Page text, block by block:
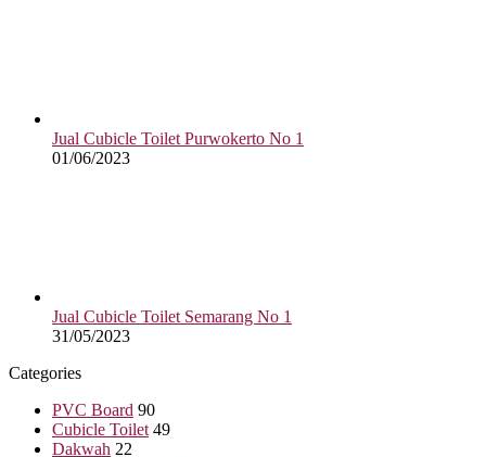
Jual Cubicle Toilet Purwokerto No 1
01/06/2023
Jual Cubicle Toilet Semarang No 1
31/05/2023
Categories
PVC Board 90
Cubicle Toilet 49
Dakwah 22